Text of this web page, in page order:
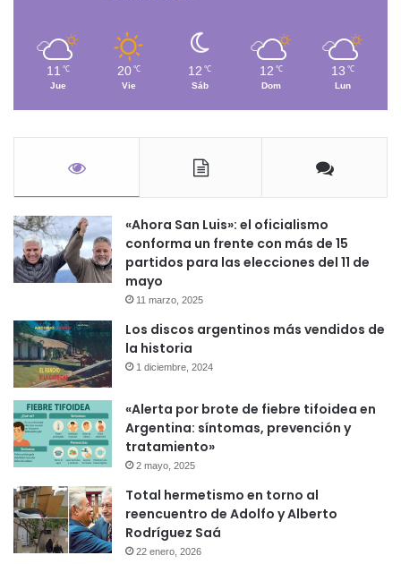
11 ℃
Jue
20 ℃
Vie
12 ℃
Sáb
12 ℃
Dom
13 ℃
Lun
«Ahora San Luis»: el oficialismo
conforma un frente con más de 15
partidos para las elecciones del 11 de
mayo
11 marzo, 2025
Los discos argentinos más vendidos de
la historia
1 diciembre, 2024
«Alerta por brote de fiebre tifoidea en
Argentina: síntomas, prevención y
tratamiento»
2 mayo, 2025
Total hermetismo en torno al
reencuentro de Adolfo y Alberto
Rodríguez Saá
22 enero, 2026